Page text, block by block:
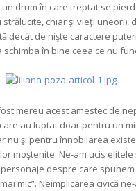
drum în care treptat se
chiar şi vieţi uneori),
decât de nişte caractere
în bine ceea ce nu
mereu acest amestec de
au luptat doar pentru un
nu şi pentru înnobilarea
moştenite. Ne-am ucis elitele
despre care
mic”. Neimplicarea civică